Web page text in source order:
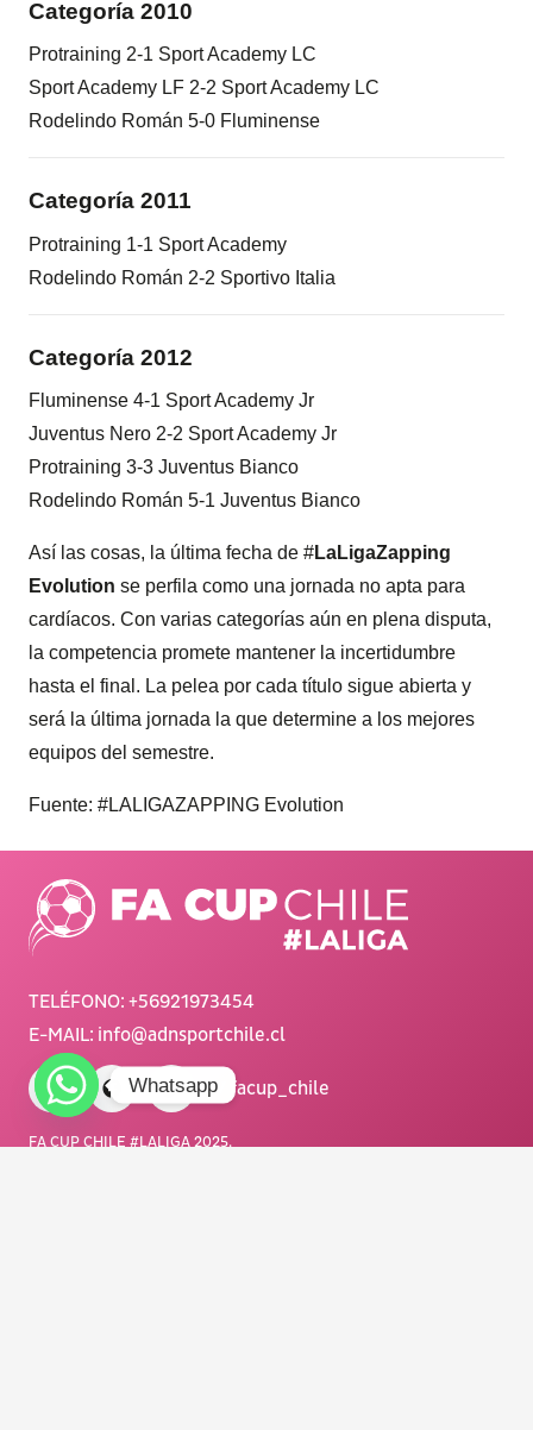
Categoría 2010
Protraining 2-1 Sport Academy LC
Sport Academy LF 2-2 Sport Academy LC
Rodelindo Román 5-0 Fluminense
Categoría 2011
Protraining 1-1 Sport Academy
Rodelindo Román 2-2 Sportivo Italia
Categoría 2012
Fluminense 4-1 Sport Academy Jr
Juventus Nero 2-2 Sport Academy Jr
Protraining 3-3 Juventus Bianco
Rodelindo Román 5-1 Juventus Bianco
Así las cosas, la última fecha de #LaLigaZapping
Evolution se perfila como una jornada no apta para
cardíacos. Con varias categorías aún en plena disputa,
la competencia promete mantener la incertidumbre
hasta el final. La pelea por cada título sigue abierta y
será la última jornada la que determine a los mejores
equipos del semestre.
Fuente: #LALIGAZAPPING Evolution
TELÉFONO: +56921973454
E-MAIL: info@adnsportchile.cl
/ facup_chile
FA CUP CHILE #LALIGA 2025.
Whatsapp